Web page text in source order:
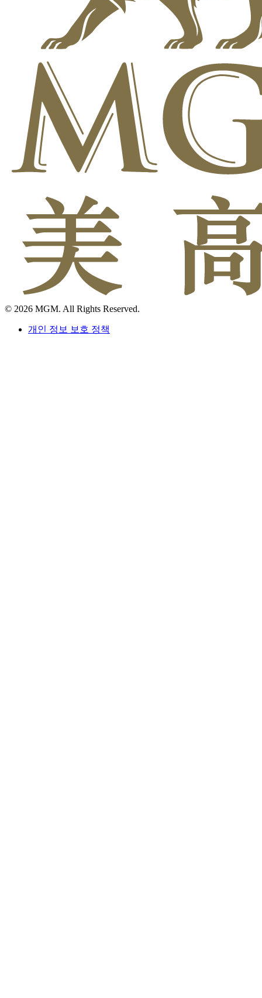
© 2026 MGM. All Rights Reserved.
개인 정보 보호 정책